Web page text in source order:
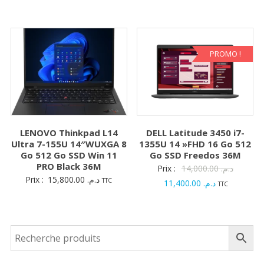
LENOVO Thinkpad L14
Ultra 7-155U 14″WUXGA 8
Go 512 Go SSD Win 11
PRO Black 36M
Prix : د.م. TTC
PROMO !
DELL Latitude 3450 i7-
1355U 14 »FHD 16 Go 512
Go SSD Freedos 36M
Prix : د.م.14,000.00
Le
د.م.11,400.00
Le
est :
TTC